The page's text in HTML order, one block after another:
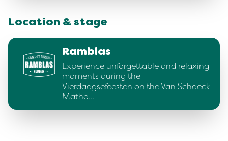
Location & stage
Ramblas
Experience unforgettable and relaxing
moments during the
Vierdaagsefeesten on the Van Schaeck
Matho…